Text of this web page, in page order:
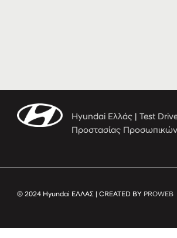
Hyundai Ελλάς |Test
Προστασίας
© 2024 Hyundai ΕΛΛΑΣ | CREATED BY PROWEB